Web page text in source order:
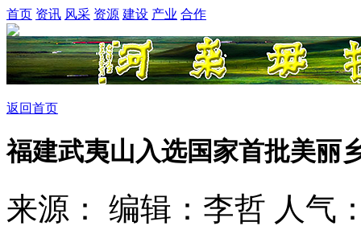
首页 资讯 风采 资源 建设 产业 合作
返回首页
福建武夷山入选国家首批美丽
来源： 编辑：李哲 人气